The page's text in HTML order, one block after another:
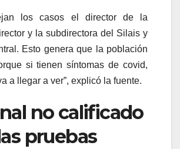
los casos el director de la
y la subdirectora del Silais y
Esto genera que la población
si tienen síntomas de covid,
a llegar a ver”, explicó la fuente.
no calificado
pruebas